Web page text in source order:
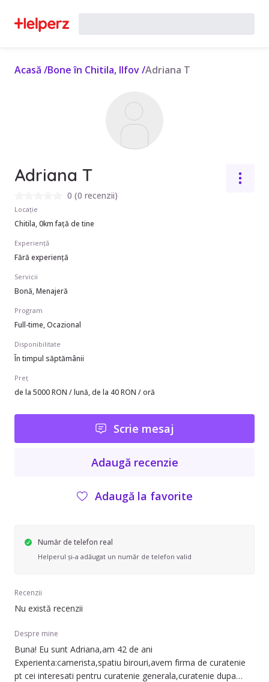
Acasă /Bone în Chitila, Ilfov/Adriana T
Adriana T
0 (0 recenzii)
Locație
Chitila, 0km față de tine
Experiență
Fără experiență
Servicii
Bonă, Menajeră
Program
Full-time, Ocazional
Disponibilitate
În timpul săptămânii
Preț
de la 5000 RON / lună, de la 40 RON / oră
Scrie mesaj
Adaugă recenzie
Adaugă la favorite
Număr de telefon real
Helperul și-a adăugat un număr de telefon valid
Recenzii
Nu există recenzii
Despre mine
Buna! Eu sunt Adriana,am 42 de ani
Experienta:camerista,spatiu birouri,avem firma de curatenie
pt cei interesati pentru curatenie generala,curatenie dupa